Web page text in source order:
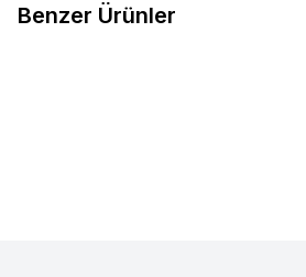
Benzer Ürünler